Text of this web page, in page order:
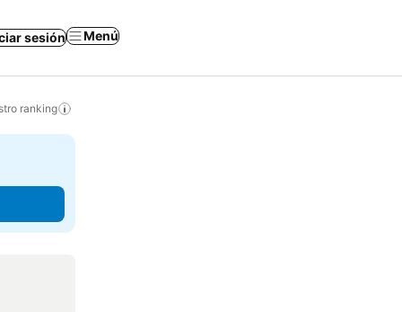
sesión Menú
ranking